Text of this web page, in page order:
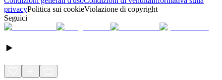
privacyPolitica sui cookieViolazione di copyright
Seguici